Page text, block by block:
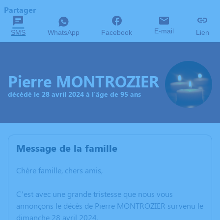
Partager
SMS WhatsApp Facebook E-mail Lien
Pierre MONTROZIER
décédé le 28 avril 2024 à l'âge de 95 ans
Message de la famille
Chère famille, chers amis,
C’est avec une grande tristesse que nous vous
annonçons le décès de Pierre MONTROZIER survenu le
dimanche 28 avril 2024.